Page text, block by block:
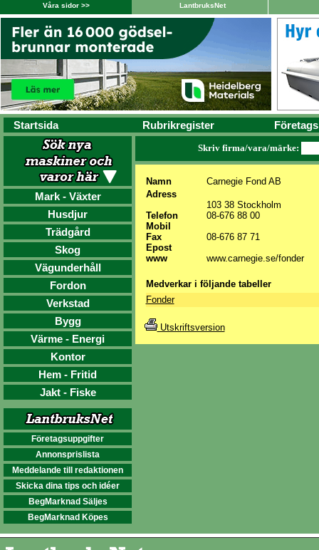
Våra sidor >> LantbruksNet
Startsida Rubrikregister
Mark - Växter
Husdjur
Trädgård
Skog
Vägunderhåll
Fordon
Verkstad
Bygg
Värme - Energi
Kontor
Hem - Fritid
Jakt - Fiske
Företagsuppgifter
Annonsprislista
Meddelande till redaktionen
Skicka dina tips och idéer
BegMarknad Säljes
BegMarknad Köpes
Skriv firma/vara/märke:
Namn
Carnegie Fond AB
Adress
103 38 Stockholm
Telefon
08-676 88 00
Mobil
Fax
08-676 87 71
Epost
www
www.carnegie.se/fonder
Medverkar i följande tabeller
Fonder
Utskriftsversion